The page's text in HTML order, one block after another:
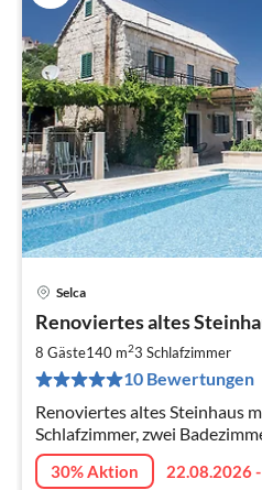
Selca
Renoviertes altes
8 Gäste140 m23 Schlafzimmer
10 Bewertungen
Renoviertes altes Steinhaus
Schlafzimmer, zwei
Meerblick, BBQ, Terrassen,
Schlafzimmer sind klimatisiert.
30% Aktion
22.08.2026